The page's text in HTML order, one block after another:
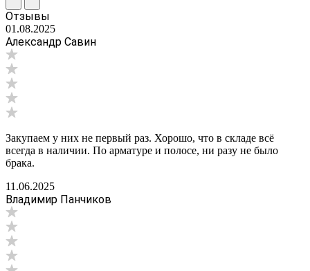
Отзывы
01.08.2025
Александр Савин
Закупаем у них не первый раз. Хорошо, что в складе всё
всегда в наличии. По арматуре и полосе, ни разу не было
брака.
11.06.2025
Владимир Панчиков